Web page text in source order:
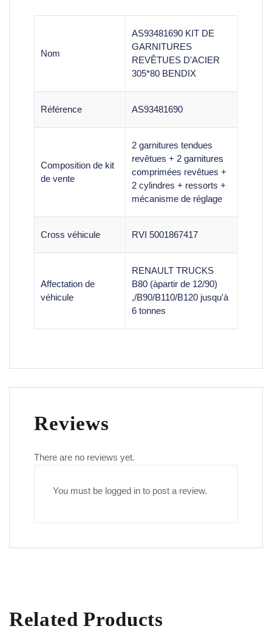
Nom
AS93481690 KIT DE
GARNITURES
REVÊTUES D'ACIER
305*80 BENDIX
Référence AS93481690
Composition de kit
de vente
2 garnitures tendues
revêtues + 2 garnitures
comprimées revêtues +
2 cylindres + ressorts +
mécanisme de réglage
Cross véhicule RVI 5001867417
Affectation de
véhicule
RENAULT TRUCKS
B80 (àpartir de 12/90)
,/B90/B110/B120 jusqu'à
6 tonnes
Reviews
There are no reviews yet.
You must be logged in to post a review.
Related Products